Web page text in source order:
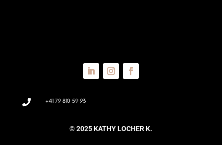
 +41 79 810 59 93
© 2025 KATHY LOCHER K.